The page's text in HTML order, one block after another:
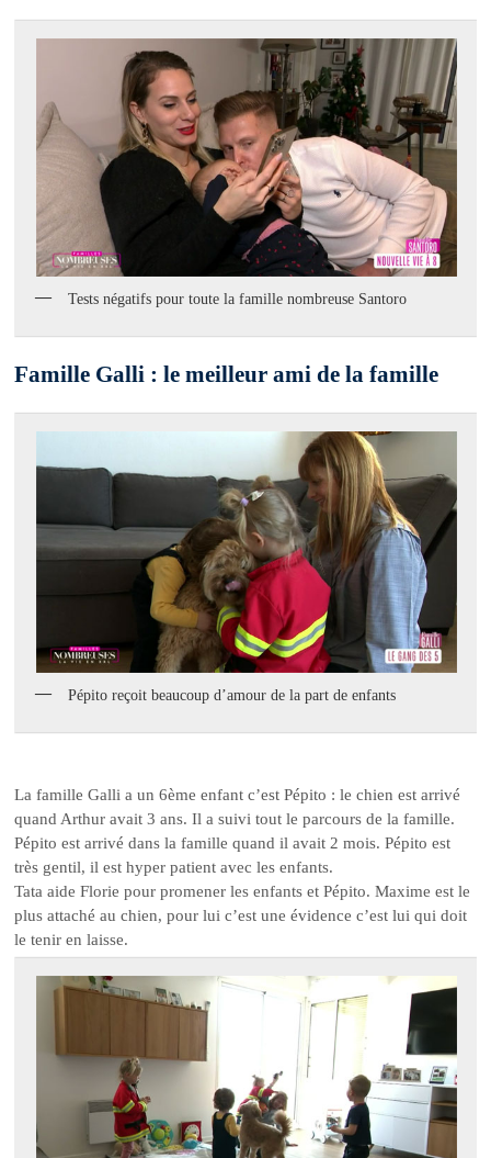
Tests négatifs pour toute la famille nombreuse Santoro
Famille Galli : le meilleur ami de la famille
Pépito reçoit beaucoup d’amour de la part de enfants
La famille Galli a un 6ème enfant c’est Pépito : le chien est arrivé
quand Arthur avait 3 ans. Il a suivi tout le parcours de la famille.
Pépito est arrivé dans la famille quand il avait 2 mois. Pépito est
très gentil, il est hyper patient avec les enfants.
Tata aide Florie pour promener les enfants et Pépito. Maxime est le
plus attaché au chien, pour lui c’est une évidence c’est lui qui doit
le tenir en laisse.